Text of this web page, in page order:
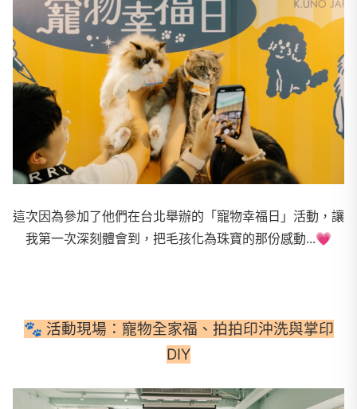
這次因為參加了他們在台北舉辦的「寵物幸福日」活動， 讓
我第一次深刻體會到，把毛孩化為珠寶的那份感動...💗
🐾 活動現場：寵物全家福、拍拍印沖洗與掌印
DIY